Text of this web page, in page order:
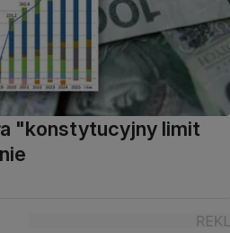
"konstytucyjny limit